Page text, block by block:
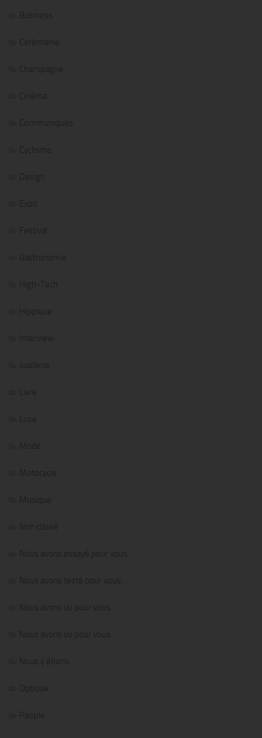
Business
Cérémonie
Champagne
Cinéma
Communiqués
Cyclisme
Design
Expo
Festival
Gastronomie
High-Tech
Hippique
Interview
Joaillerie
Livre
Luxe
Mode
Motocycle
Musique
Non classé
Nous avons essayé pour vous…
Nous avons testé pour vous…
Nous avons vu pour vous…
Nous avons vu pour vous…
Nous y étions…
Optique
People